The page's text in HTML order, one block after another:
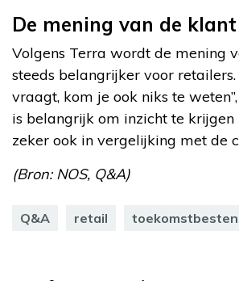
De mening van de klant
Volgens Terra wordt de mening
steeds belangrijker voor retailers.
vraagt, kom je ook niks te
is belangrijk om inzicht te krijgen
zeker ook in vergelijking met de
(Bron: NOS, Q&A)
Q&A retail